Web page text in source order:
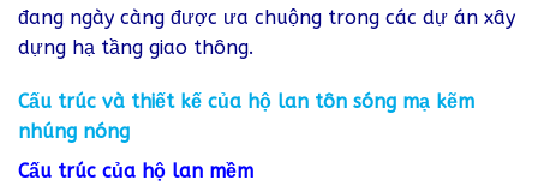
đang ngày càng được ưa chuộng trong các dự án xây
dựng hạ tầng giao thông.
Cấu trúc và thiết kế của hộ lan tôn sóng mạ kẽm
nhúng nóng
Cấu trúc của hộ lan mềm